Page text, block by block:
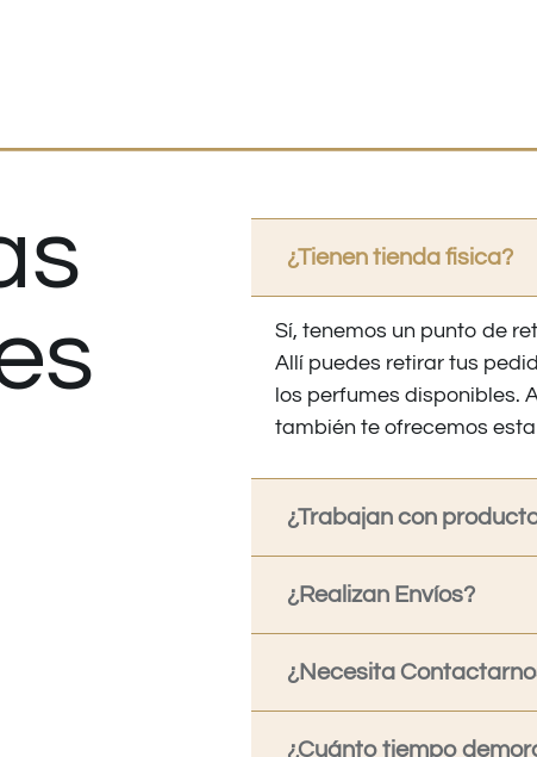
¿Tienen tienda fisica?
Sí, tenemos un punto de
Allí puedes retirar tus
los perfumes disponibles.
también te ofrecemos esta
¿Trabajan con
¿Realizan Envíos?
¿Necesita
¿Cuánto tiempo